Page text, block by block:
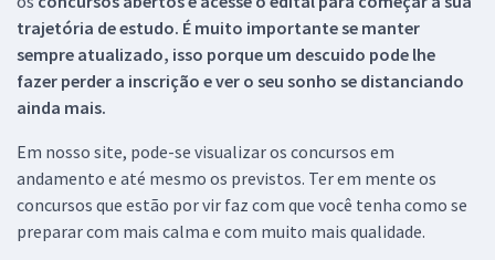
trajetória de estudo. É muito importante se manter
sempre atualizado, isso porque um descuido pode lhe
fazer perder a inscrição e ver o seu sonho se distanciando
ainda mais.
Em nosso site, pode-se visualizar os concursos em
andamento e até mesmo os previstos. Ter em mente os
concursos que estão por vir faz com que você tenha como se
preparar com mais calma e com muito mais qualidade.